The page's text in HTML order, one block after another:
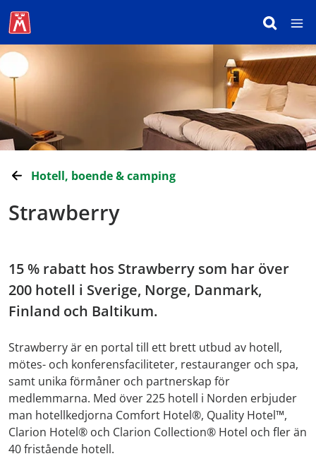
Hotell, boende & camping
Strawberry
15 % rabatt hos Strawberry som har över
200 hotell i Sverige, Norge, Danmark,
Finland och Baltikum.
Strawberry är en portal till ett brett utbud av hotell,
mötes- och konferensfaciliteter, restauranger och spa,
samt unika förmåner och partnerskap för
medlemmarna. Med över 225 hotell i Norden erbjuder
man hotellkedjorna Comfort Hotel®, Quality Hotel™,
Clarion Hotel® och Clarion Collection® Hotel och fler än
40 fristående hotell.